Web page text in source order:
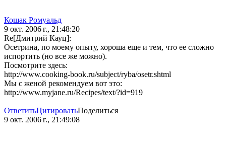
Кошак Ромуальд
9 окт. 2006 г., 21:48:20
Re[Дмитрий Кауц]:
Осетрина, по моему опыту, хороша еще и тем, что ее сложно
испортить (но все же можно).
Посмотрите здесь:
http://www.cooking-book.ru/subject/ryba/osetr.shtml
Мы с женой рекомендуем вот это:
http://www.myjane.ru/Recipes/text/?id=919
ОтветитьЦитироватьПоделиться
9 окт. 2006 г., 21:49:08